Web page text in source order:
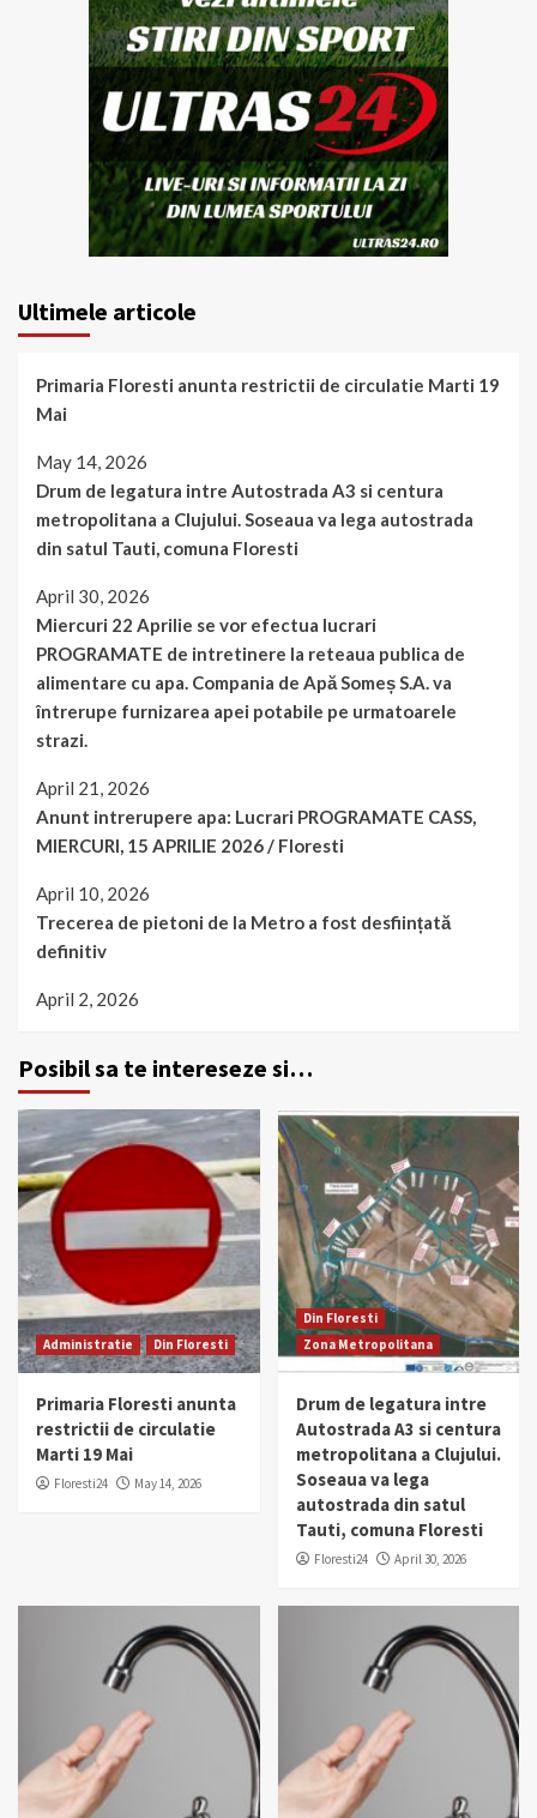
Ultimele articole
Primaria Floresti anunta restrictii de circulatie Marti 19
Mai
May 14, 2026
Drum de legatura intre Autostrada A3 si centura
metropolitana a Clujului. Soseaua va lega autostrada
din satul Tauti, comuna Floresti
April 30, 2026
Miercuri 22 Aprilie se vor efectua lucrari
PROGRAMATE de intretinere la reteaua publica de
alimentare cu apa. Compania de Apă Someș S.A. va
întrerupe furnizarea apei potabile pe urmatoarele
strazi.
April 21, 2026
Anunt intrerupere apa: Lucrari PROGRAMATE CASS,
MIERCURI, 15 APRILIE 2026 / Floresti
April 10, 2026
Trecerea de pietoni de la Metro a fost desființată
definitiv
April 2, 2026
Posibil sa te intereseze si…
Administratie Din Floresti
Primaria Floresti anunta
restrictii de circulatie
Marti 19 Mai
Floresti24 May 14, 2026
Din Floresti
Zona Metropolitana
Drum de legatura intre
Autostrada A3 si centura
metropolitana a Clujului.
Soseaua va lega
autostrada din satul
Tauti, comuna Floresti
Floresti24 April 30, 2026